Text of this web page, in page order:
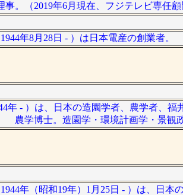
。（2019年6月現在、フジテレビ専任
年8月28日 - ）は日本電産の創業者。
年 - ）は、日本の造園学者、農学者、
農学博士。造園学・環境計画学・景観
年（昭和19年）1月25日 - ）は、日本